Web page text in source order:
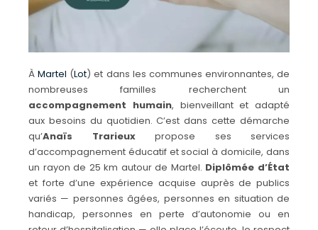
ÀMartel (Lot) et dans les communes environnantes, de
nombreuses familles recherchent un
accompagnement humain, bienveillant et adapté
aux besoins du quotidien. C’est dans cette démarche
qu’Anaïs Trarieuxpropose ses services
d’accompagnement éducatif et social à domicile, dans
un rayon de 25 km autour de Martel. Diplômée d’État
et forte d’une expérience acquise auprès de publics
variés — personnes âgées, personnes en situation de
handicap, personnes en perte d’autonomie ou en